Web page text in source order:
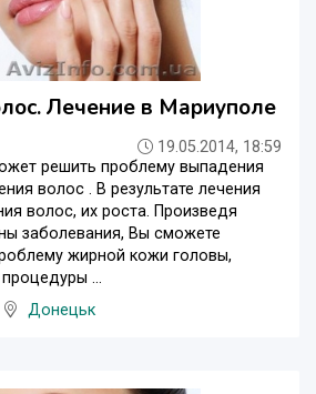
Лечение в Мариуполе
19.05.2014, 18:59
решить проблему выпадения
волос . В результате лечения
волос, их роста. Произведя
заболевания, Вы сможете
жирной кожи головы,
...
Донецьк